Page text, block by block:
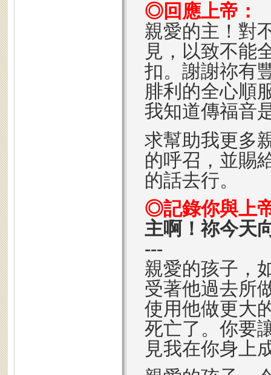
◎回應上帝：
親愛的主！對
見，以致不能
扣。謝謝祢有
腓利的全心順
我知道傳福音
求幫助我更多
的呼召，並賜
的話去行。
◎記錄你與上
主啊！祢今天
---
親愛的孩子，
受著他過去所
使用他做更大
死亡了。你要
見我在你身上